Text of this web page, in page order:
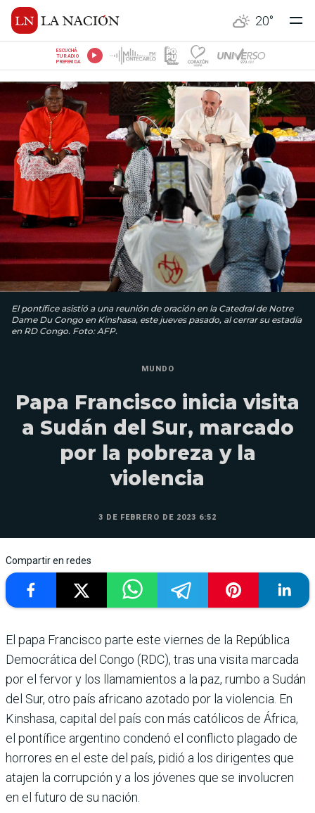
20°
ESCUCHÁ
TU RADIO
PREFERIDA
El pontífice asistió a una reunión de oración en la Catedral de Notre
Dame Du Congo en Kinshasa, este jueves pasado, al cerrar su estadía
en RD Congo. Foto: AFP.
MUNDO
Papa Francisco inicia visita
a Sudán del Sur, marcado
por la pobreza y la
violencia
3 DE FEBRERO DE 2023 6:52
Compartir en redes
El papa Francisco parte este viernes de la República
Democrática del Congo (RDC), tras una visita marcada
por el fervor y los llamamientos a la paz, rumbo a Sudán
del Sur, otro país africano azotado por la violencia. En
Kinshasa, capital del país con más católicos de África,
el pontífice argentino condenó el conflicto plagado de
horrores en el este del país, pidió a los dirigentes que
atajen la corrupción y a los jóvenes que se involucren
en el futuro de su nación.